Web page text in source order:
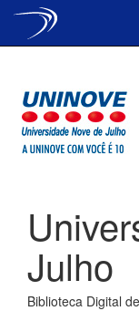
Julho
Biblioteca Digital